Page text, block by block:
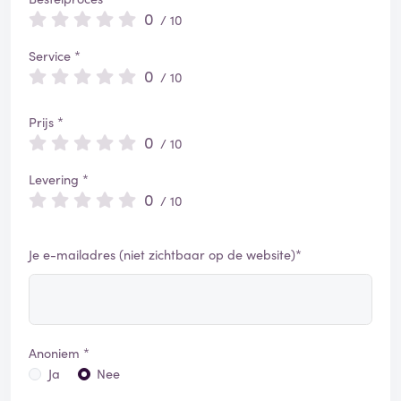
0 / 10
Service *
0 / 10
Prijs *
0 / 10
Levering *
0 / 10
Je e-mailadres (niet zichtbaar op de website)*
Anoniem *
Ja
Nee